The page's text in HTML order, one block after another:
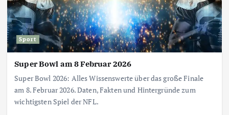
Sport
Super Bowl am 8 Februar 2026
Super Bowl 2026: Alles Wissenswerte über das große Finale
am 8. Februar 2026. Daten, Fakten und Hintergründe zum
wichtigsten Spiel der NFL.